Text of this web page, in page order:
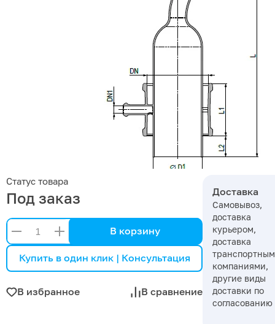
Статус товара
Под заказ
В корзину
Купить в один клик | Консультация
В избранное В сравнение
Доставка
Самовывоз,
доставка
курьером,
доставка
компаниями,
другие виды
доставки по
согласованию